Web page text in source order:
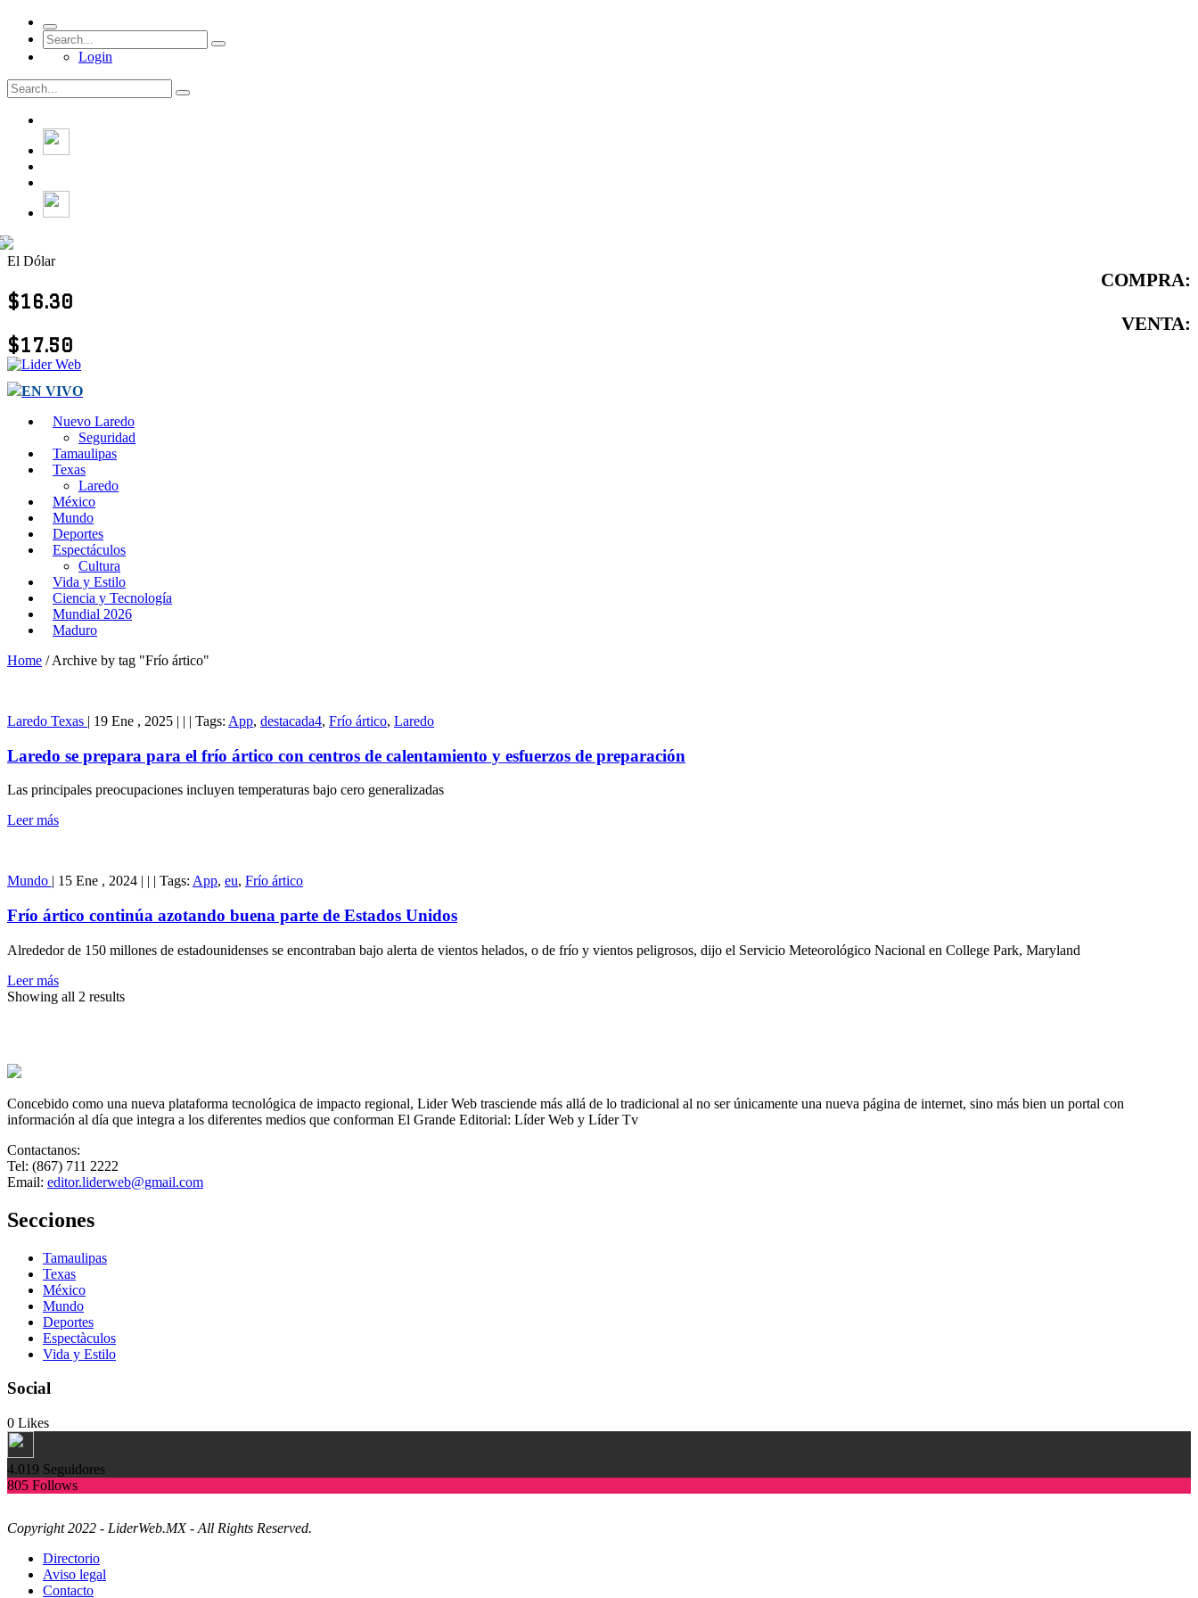
Login
El Dólar
COMPRA:
$16.30
VENTA:
$17.50
EN VIVO
Nuevo Laredo
Seguridad
Tamaulipas
Texas
Laredo
México
Mundo
Deportes
Espectáculos
Cultura
Vida y Estilo
Ciencia y Tecnología
Mundial 2026
Maduro
Home / Archive by tag "Frío ártico"
Laredo Texas | 19 Ene , 2025 | | | Tags: App, destacada4, Frío ártico, Laredo
Laredo se prepara para el frío ártico con centros de calentamiento y esfuerzos de preparación
Las principales preocupaciones incluyen temperaturas bajo cero generalizadas
Leer más
Mundo | 15 Ene , 2024 | | | Tags: App, eu, Frío ártico
Frío ártico continúa azotando buena parte de Estados Unidos
Alrededor de 150 millones de estadounidenses se encontraban bajo alerta de vientos helados, o de frío y vientos peligrosos, dijo el Servicio Meteorológico Nacional en College Park, Maryland
Leer más
Showing all 2 results
Concebido como una nueva plataforma tecnológica de impacto regional, Lider Web trasciende más allá de lo tradicional al no ser únicamente una nueva página de internet, sino más bien un portal con
información al día que integra a los diferentes medios que conforman El Grande Editorial: Líder Web y Líder Tv
Contactanos:
Tel: (867) 711 2222
Email: editor.liderweb@gmail.com
Secciones
Tamaulipas
Texas
México
Mundo
Deportes
Espectàculos
Vida y Estilo
Social
0 Likes
4.019 Seguidores
805 Follows
Copyright 2022 - LiderWeb.MX - All Rights Reserved.
Directorio
Aviso legal
Contacto